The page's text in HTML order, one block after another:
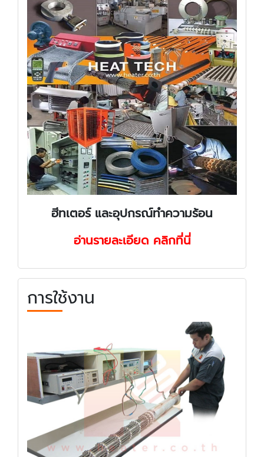
ฮีทเตอร์ และอุปกรณ์ทำความร้อน
อ่านรายละเอียด คลิกที่นี่
การใช้งาน